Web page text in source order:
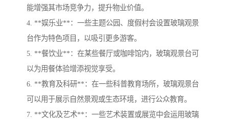
能增强其市场竞争力，提升物业价值。
4. **娱乐业**：一些主题公园、度假村会设置玻璃观景
台作为特色项目，以吸引更多游客。
5. **餐饮业**：在某些餐厅或咖啡馆内，玻璃观景台可
以为用餐体验增添视觉享受。
6. **教育及科研**：在一些科普教育场所，玻璃观景台
可以用于展示自然景观或生态环境，进行公众教育。
7. **文化及艺术**：一些艺术装置或展览中会运用玻璃